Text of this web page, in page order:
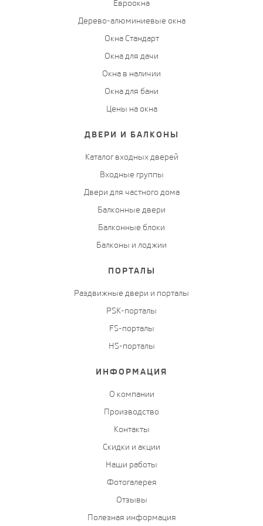
Евроокна
Дерево-алюминиевые окна
Окна Стандарт
Окна для дачи
Окна в наличии
Окна для бани
Цены на окна
ДВЕРИ И БАЛКОНЫ
Каталог входных дверей
Входные группы
Двери для частного дома
Балконные двери
Балконные блоки
Балконы и лоджии
ПОРТАЛЫ
Раздвижные двери и порталы
PSK-порталы
FS-порталы
HS-порталы
ИНФОРМАЦИЯ
О компании
Производство
Контакты
Скидки и акции
Наши работы
Фотогалерея
Отзывы
Полезная информация